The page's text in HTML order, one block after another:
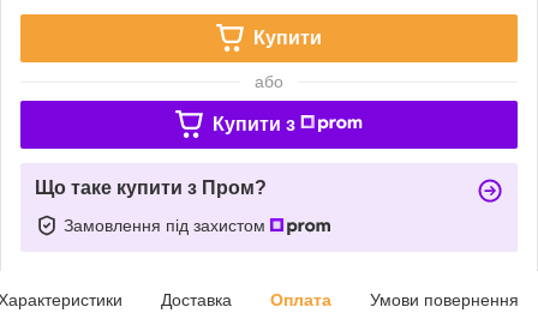
Купити
або
Купити з
Що таке купити з Пром?
Замовлення під захистом
Доставка Оплата Умови повернення